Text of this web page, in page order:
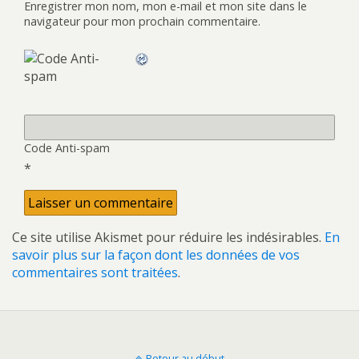
Enregistrer mon nom, mon e-mail et mon site dans le
navigateur pour mon prochain commentaire.
Code Anti-spam
*
Ce site utilise Akismet pour réduire les indésirables. En
savoir plus sur la façon dont les données de vos
commentaires sont traitées.